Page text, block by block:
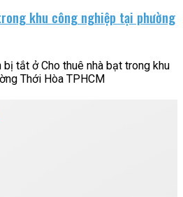
khu công nghiệp tại phường
bị tắt ở Cho thuê nhà bạt trong khu
Thới Hòa TPHCM